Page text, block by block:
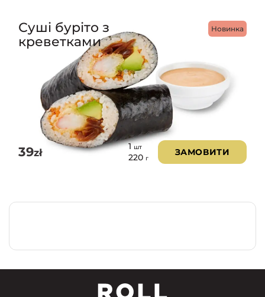
Новинка
Суші буріто з
креветками
39zł
1шт
220 г
ЗАМОВИТИ